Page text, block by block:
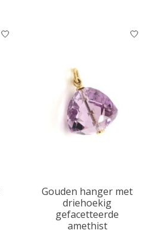
Gouden hanger met
driehoekig
gefacetteerde
amethist